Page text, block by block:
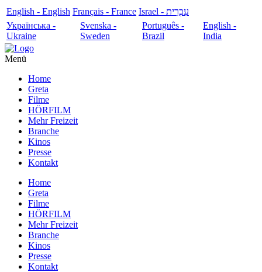
English - English Français - France
עִבְרִית - Israel
Українська -
Ukraine
Svenska -
Sweden
Português -
Brazil
English -
India
Menü
Home
Greta
Filme
HÖRFILM
Mehr Freizeit
Branche
Kinos
Presse
Kontakt
Home
Greta
Filme
HÖRFILM
Mehr Freizeit
Branche
Kinos
Presse
Kontakt